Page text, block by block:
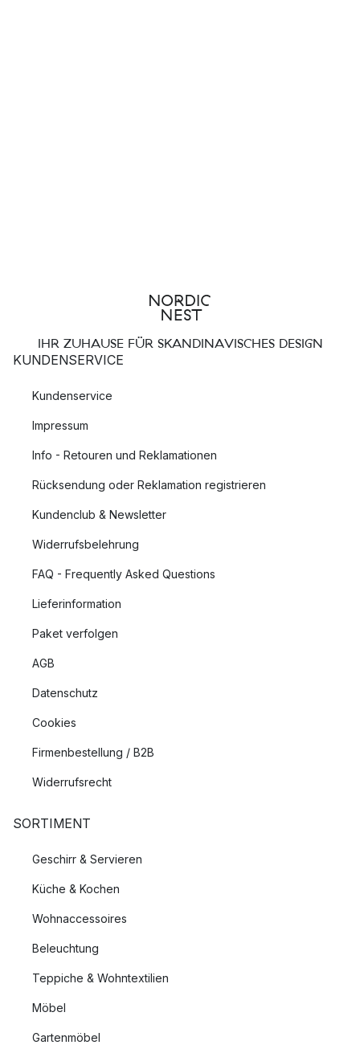
IHR ZUHAUSE FÜR SKANDINAVISCHES DESIGN
KUNDENSERVICE
Kundenservice
Impressum
Info - Retouren und Reklamationen
Rücksendung oder Reklamation registrieren
Kundenclub & Newsletter
Widerrufsbelehrung
FAQ - Frequently Asked Questions
Lieferinformation
Paket verfolgen
AGB
Datenschutz
Cookies
Firmenbestellung / B2B
Widerrufsrecht
SORTIMENT
Geschirr & Servieren
Küche & Kochen
Wohnaccessoires
Beleuchtung
Teppiche & Wohntextilien
Möbel
Gartenmöbel